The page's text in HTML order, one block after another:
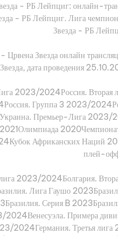
- РБ Лейпциг: онлайн-
- РБ Лейпциг. Лига
Звезда - РБ
Црвена Звезда онлайн
дата проведения
2023/2024Россия. Вторая
Группа 3 2023/
Премьер-Лига
Африканских Наций
плей-
2023/2024Болгария.
Лига Гаушо
Серия B
Примера
2024Германия. Третья лига